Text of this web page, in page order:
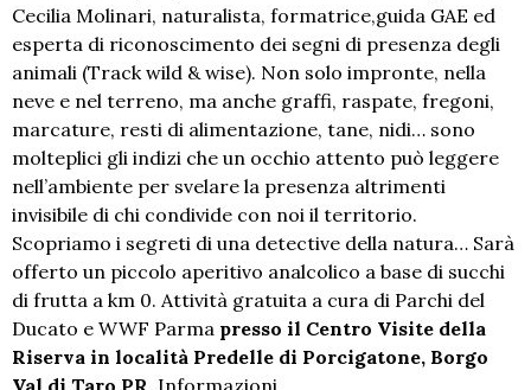
Cecilia Molinari, naturalista, formatrice,guida GAE ed
esperta di riconoscimento dei segni di presenza degli
animali (Track wild & wise). Non solo impronte, nella
neve e nel terreno, ma anche graffi, raspate, fregoni,
marcature, resti di alimentazione, tane, nidi… sono
molteplici gli indizi che un occhio attento può leggere
nell’ambiente per svelare la presenza altrimenti
invisibile di chi condivide con noi il territorio.
Scopriamo i segreti di una detective della natura… Sarà
offerto un piccolo aperitivo analcolico a base di succhi
di frutta a km 0. Attività gratuita a cura di Parchi del
Ducato e WWF Parma presso il Centro Visite della
Riserva in località Predelle di Porcigatone, Borgo
Val di Taro PR. Informazioni